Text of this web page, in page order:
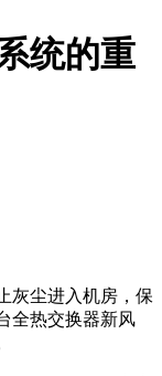
统的重
灰尘进入机房，保
全热交换器新风